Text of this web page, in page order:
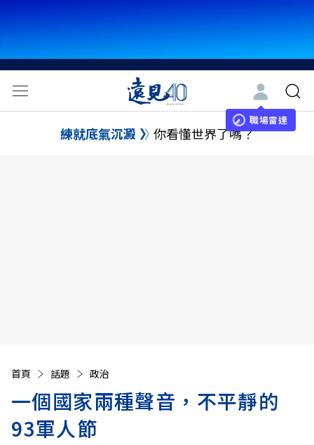
職場雷達
練就底氣沉澱 你看懂世界了嗎？
首頁 話題 政治
一個國家兩種聲音，不平靜的
93軍人節